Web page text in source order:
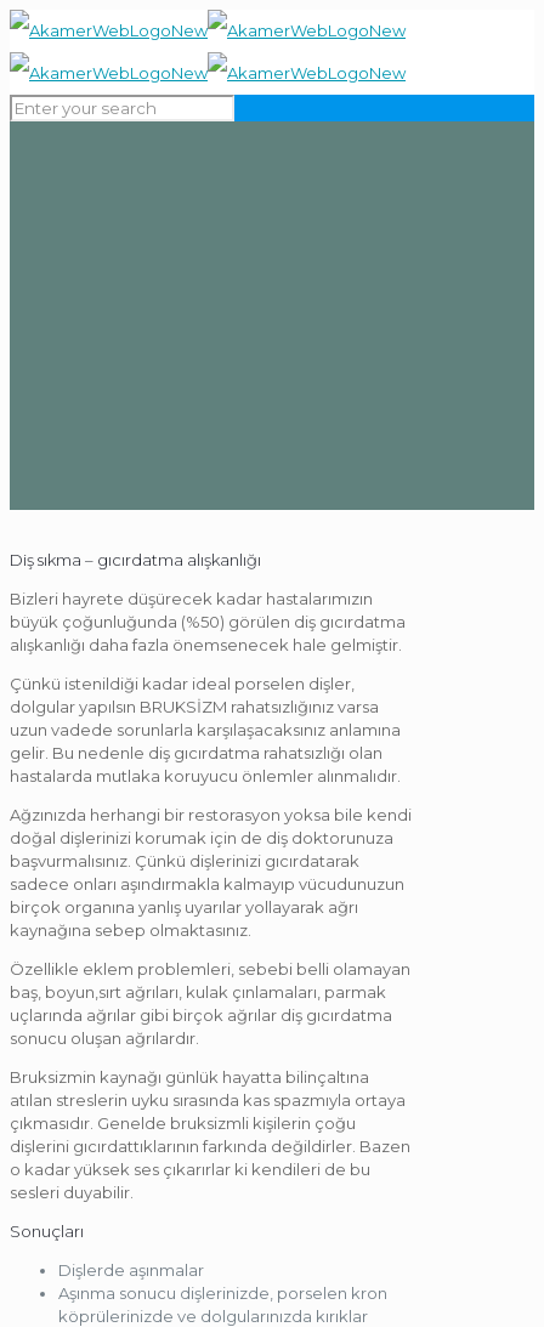
Diş sıkma – gıcırdatma alışkanlığı
Bizleri hayrete düşürecek kadar hastalarımızın
büyük çoğunluğunda (%50) görülen diş gıcırdatma
alışkanlığı daha fazla önemsenecek hale gelmiştir.
Çünkü istenildiği kadar ideal porselen dişler,
dolgular yapılsın BRUKSİZM rahatsızlığınız varsa
uzun vadede sorunlarla karşılaşacaksınız anlamına
gelir. Bu nedenle diş gıcırdatma rahatsızlığı olan
hastalarda mutlaka koruyucu önlemler alınmalıdır.
Ağzınızda herhangi bir restorasyon yoksa bile kendi
doğal dişlerinizi korumak için de diş doktorunuza
başvurmalısınız. Çünkü dişlerinizi gıcırdatarak
sadece onları aşındırmakla kalmayıp vücudunuzun
birçok organına yanlış uyarılar yollayarak ağrı
kaynağına sebep olmaktasınız.
Özellikle eklem problemleri, sebebi belli olamayan
baş, boyun,sırt ağrıları, kulak çınlamaları, parmak
uçlarında ağrılar gibi birçok ağrılar diş gıcırdatma
sonucu oluşan ağrılardır.
Bruksizmin kaynağı günlük hayatta bilinçaltına
atılan streslerin uyku sırasında kas spazmıyla ortaya
çıkmasıdır. Genelde bruksizmli kişilerin çoğu
dişlerini gıcırdattıklarının farkında değildirler. Bazen
o kadar yüksek ses çıkarırlar ki kendileri de bu
sesleri duyabilir.
Sonuçları
Dişlerde aşınmalar
Aşınma sonucu dişlerinizde, porselen kron
köprülerinizde ve dolgularınızda kırıklar